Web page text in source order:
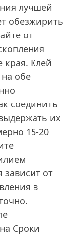
лучшей
обезжирить
от
края. Клей
обе
соединить
их
15-20
зависит от
в
Сроки